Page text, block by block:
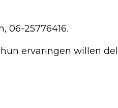
06-25776416.
ervaringen willen